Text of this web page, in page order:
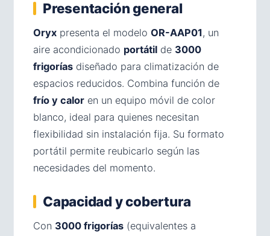
Presentación general
Oryx presenta el modelo OR-AAP01, un
aire acondicionado portátil de 3000
frigorías diseñado para climatización de
espacios reducidos. Combina función de
frío y calor en un equipo móvil de color
blanco, ideal para quienes necesitan
flexibilidad sin instalación fija. Su formato
portátil permite reubicarlo según las
necesidades del momento.
Capacidad y cobertura
Con 3000 frigorías (equivalentes a